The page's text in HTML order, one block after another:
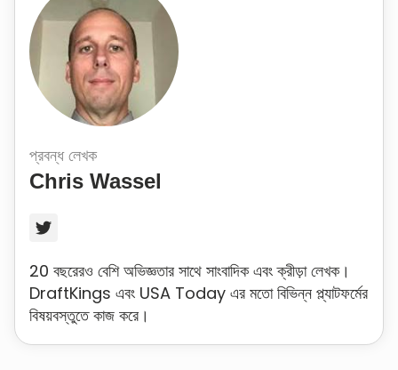
প্রবন্ধ লেখক
Chris Wassel
20 বছরেরও বেশি অভিজ্ঞতার সাথে সাংবাদিক এবং ক্রীড়া লেখক।
DraftKings এবং USA Today এর মতো বিভিন্ন প্ল্যাটফর্মের
বিষয়বস্তুতে কাজ করে।